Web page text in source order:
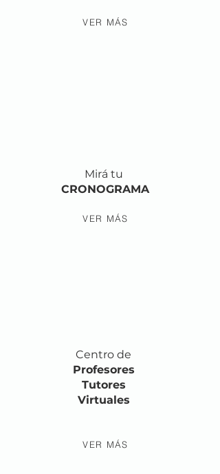
VER MÁS
Mirá tu
CRONOGRAMA
VER MÁS
Centro de
Profesores
Tutores
Virtuales
VER MÁS